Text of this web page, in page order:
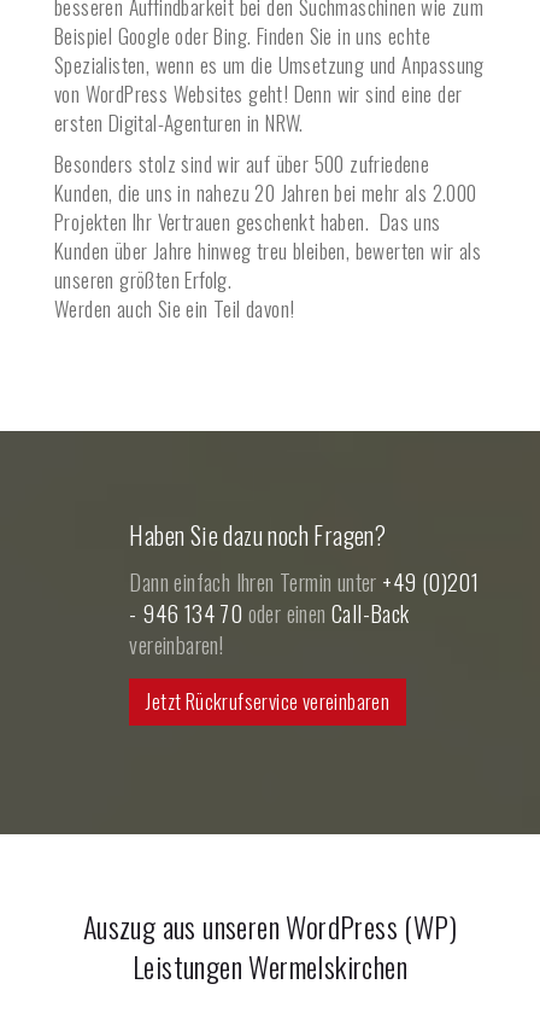
besseren Auffindbarkeit bei den Suchmaschinen wie zum
Beispiel Google oder Bing. Finden Sie in uns echte
Spezialisten, wenn es um die Umsetzung und Anpassung
von WordPress Websites geht! Denn wir sind eine der
ersten Digital-Agenturen in NRW.
Besonders stolz sind wir auf über 500 zufriedene
Kunden, die uns in nahezu 20 Jahren bei mehr als 2.000
Projekten Ihr Vertrauen geschenkt haben. Das uns
Kunden über Jahre hinweg treu bleiben, bewerten wir als
unseren größten Erfolg.
Werden auch Sie ein Teil davon!
Haben Sie dazu noch Fragen?
Dann einfach Ihren Termin unter +49 (0)201
- 946 134 70 oder einen Call-Back
vereinbaren!
Jetzt Rückrufservice vereinbaren
Auszug aus unseren WordPress (WP)
LeistungenWermelskirchen